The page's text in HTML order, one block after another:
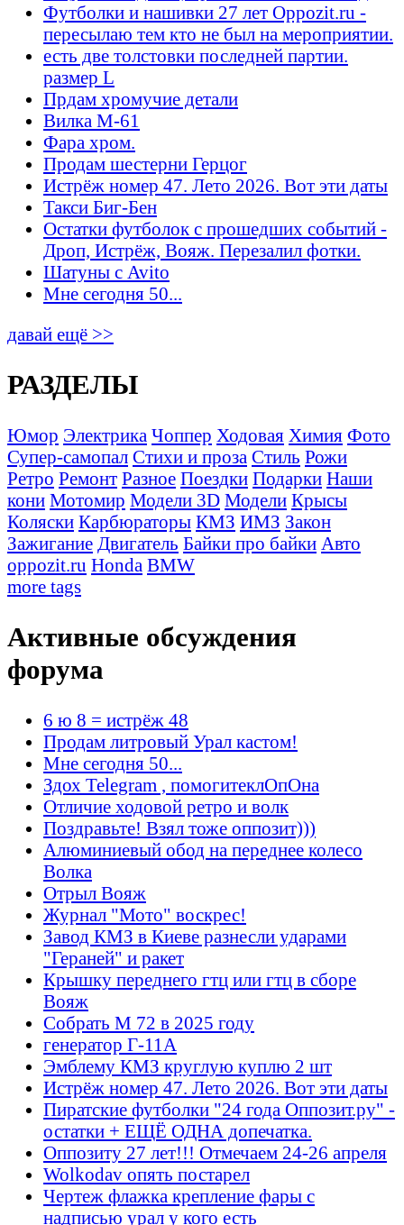
Футболки и нашивки 27 лет Oppozit.ru -
пересылаю тем кто не был на мероприятии.
есть две толстовки последней партии.
размер L
Прдам хромучие детали
Вилка М-61
Фара хром.
Продам шестерни Герцог
Истрёж номер 47. Лето 2026. Вот эти даты
Такси Биг-Бен
Остатки футболок с прошедших событий -
Дроп, Истрёж, Вояж. Перезалил фотки.
Шатуны с Avito
Мне сегодня 50...
давай ещё >>
РАЗДЕЛЫ
Юмор Электрика Чоппер Ходовая Химия Фото
Супер-самопал Стихи и проза Стиль Рожи
Ретро Ремонт Разное Поездки Подарки Наши
кони Мотомир Модели 3D Модели Крысы
Коляски Карбюраторы КМЗ ИМЗ Закон
Зажигание Двигатель Байки про байки Авто
oppozit.ru Honda BMW
more tags
Активные обсуждения
форума
6 ю 8 = истрёж 48
Продам литровый Урал кастом!
Мне сегодня 50...
Здох Telegram , помогитеклОпОна
Отличие ходовой ретро и волк
Поздравьте! Взял тоже оппозит)))
Алюминиевый обод на переднее колесо
Волка
Отрыл Вояж
Журнал "Мото" воскрес!
Завод КМЗ в Киеве разнесли ударами
"Гераней" и ракет
Крышку переднего гтц или гтц в сборе
Вояж
Собрать М 72 в 2025 году
генератор Г-11А
Эмблему КМЗ круглую куплю 2 шт
Истрёж номер 47. Лето 2026. Вот эти даты
Пиратские футболки "24 года Оппозит.ру" -
остатки + ЕЩЁ ОДНА допечатка.
Оппозиту 27 лет!!! Отмечаем 24-26 апреля
Wolkodav опять постарел
Чертеж флажка крепление фары с
надписью урал у кого есть